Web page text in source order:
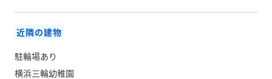
近隣の建物
駐輪場あり
横浜三輪幼稚園